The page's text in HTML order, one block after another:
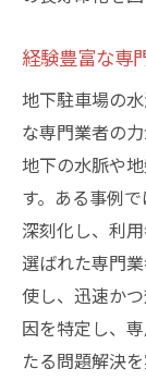
経験豊富な専
地下駐車場の
な専門業者の
地下の水脈や
す。ある事例
深刻化し、利
選ばれた専門
使し、迅速か
因を特定し、
たる問題解決